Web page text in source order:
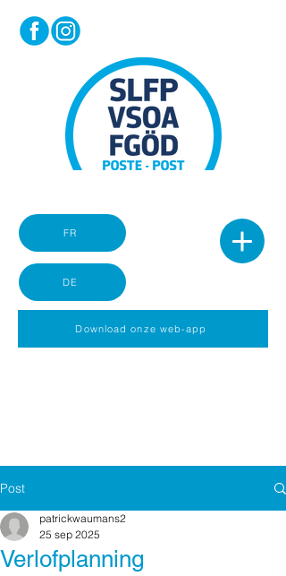
DE
FR
Download onze web-app
Post
Verlofplanning
patrickwaumans2
25 sep 2025